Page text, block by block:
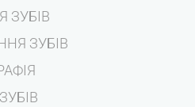
ЗУБІВ
ЗУБІВ